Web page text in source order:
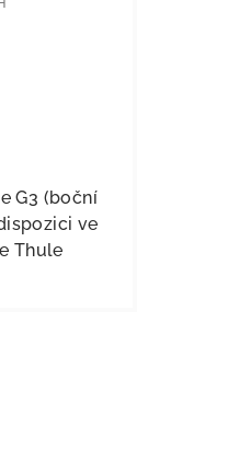
G3 (boční
ve
Thule